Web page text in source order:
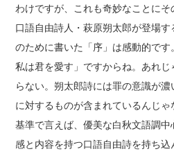
わけですが、これも奇妙なことに
口語自由詩人・萩原朔太郎が登場す
のために書いた「序」は感動的で
私は君を愛す」ですからね。あれ
らない。朔太郎詩には罪の意識が
に対するものが含まれているんじ
基準で言えば、優美な白秋文語調
感と内容を持つ口語自由詩を持ち